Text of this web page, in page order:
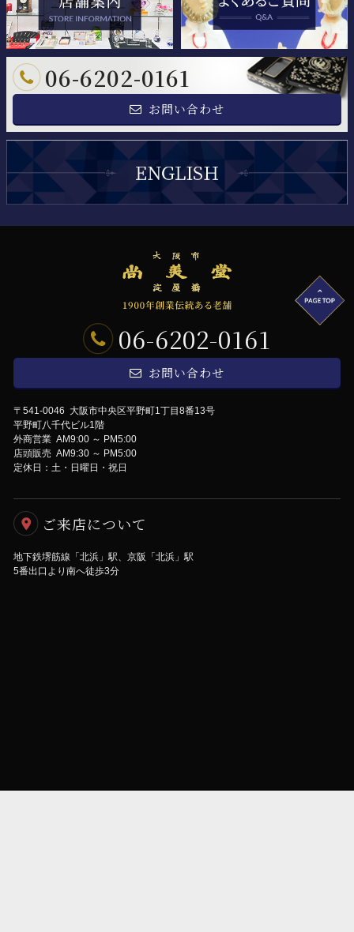
06-6202-0161
お問い合わせ
06-6202-0161
お問い合わせ
〒541-0046 大阪市中央区平野町1丁目8番13号
平野町八千代ビル1階
外商営業 AM9:00 ～ PM5:00
店頭販売 AM9:30 ～ PM5:00
定休日：土・日曜日・祝日
ご来店について
地下鉄堺筋線「北浜」駅、京阪「北浜」駅
5番出口より南へ徒歩3分